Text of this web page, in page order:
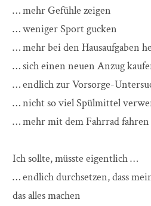
… mehr Gefühle zeigen
… weniger Sport gucken
… mehr bei den Hausaufgaben
… sich einen neuen Anzug
… endlich zur Vorsorge-
… nicht so viel Spülmittel
… mehr mit dem Fahrrad fahren
Ich sollte, müsste eigentlich …
… endlich durchsetzen, dass
das alles machen